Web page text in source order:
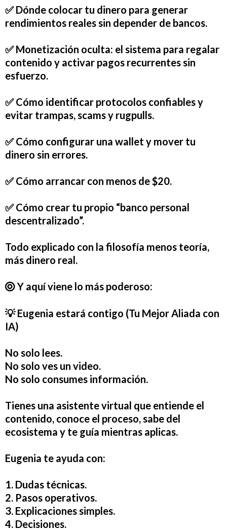
✅ Dónde colocar tu dinero para generar
rendimientos realessin depender de bancos.
✅ Monetización oculta: el sistema para regalar
contenido y activar pagos recurrentes sin
esfuerzo.
✅ Cómo identificar protocolos confiables y
evitar trampas, scams y rugpulls.
✅ Cómo configurar una wallet y mover tu
dinero sin errores.
✅ Cómo arrancar con menos de $20.
✅ Cómo crear tu propio “banco personal
descentralizado”.
Todo explicado con la filosofía menos teoría,
más dinero real.
Y aquí viene lo más poderoso:
💡Eugenia estará contigo (Tu Mejor Aliada con
IA)
No solo lees.
No solo ves un video.
No solo consumes información.
Tienes una asistente virtual que entiende el
contenido, conoce el proceso, sabe del
ecosistema y te guía mientras aplicas.
Eugenia te ayuda con:
1. Dudas técnicas.
2. Pasos operativos.
3. Explicaciones simples.
4. Decisiones.